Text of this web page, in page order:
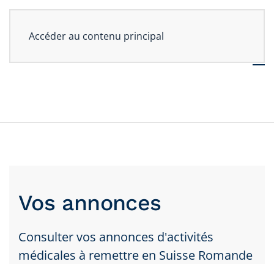
Accéder au contenu principal
Vos annonces
Consulter vos annonces d'activités
médicales à remettre en Suisse Romande